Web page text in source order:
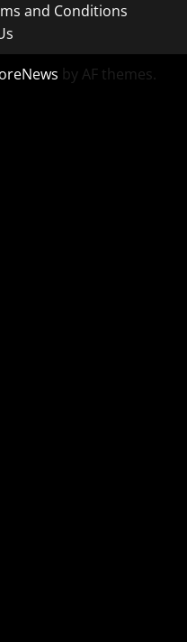
and Conditions
by AF themes.